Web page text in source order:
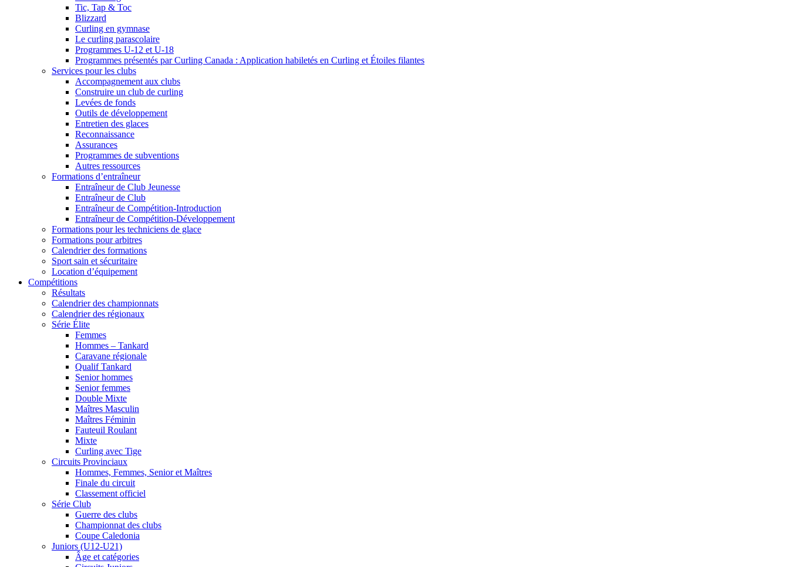
Tic, Tap & Toc
Blizzard
Curling en gymnase
Le curling parascolaire
Programmes U-12 et U-18
Programmes présentés par Curling Canada : Application habiletés en Curling et Étoiles filantes
Services pour les clubs
Accompagnement aux clubs
Construire un club de curling
Levées de fonds
Outils de développement
Entretien des glaces
Reconnaissance
Assurances
Programmes de subventions
Autres ressources
Formations d’entraîneur
Entraîneur de Club Jeunesse
Entraîneur de Club
Entraîneur de Compétition-Introduction
Entraîneur de Compétition-Développement
Formations pour les techniciens de glace
Formations pour arbitres
Calendrier des formations
Sport sain et sécuritaire
Location d’équipement
Compétitions
Résultats
Calendrier des championnats
Calendrier des régionaux
Série Élite
Femmes
Hommes – Tankard
Caravane régionale
Qualif Tankard
Senior hommes
Senior femmes
Double Mixte
Maîtres Masculin
Maîtres Féminin
Fauteuil Roulant
Mixte
Curling avec Tige
Circuits Provinciaux
Hommes, Femmes, Senior et Maîtres
Finale du circuit
Classement officiel
Série Club
Guerre des clubs
Championnat des clubs
Coupe Caledonia
Juniors (U12-U21)
Âge et catégories